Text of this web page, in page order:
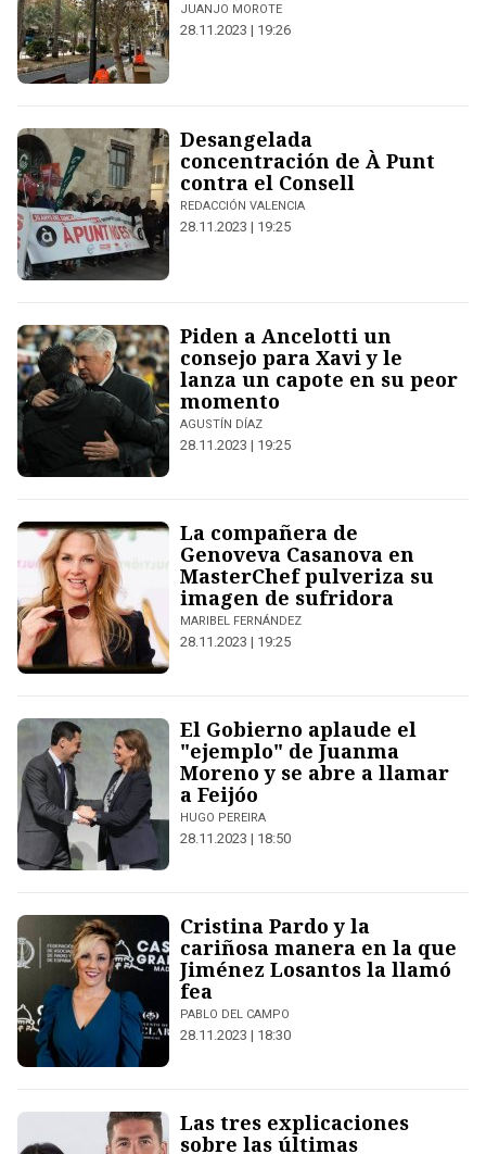
JUANJO MOROTE
28.11.2023 | 19:26
Desangelada
concentración de À Punt
contra el Consell
REDACCIÓN VALENCIA
28.11.2023 | 19:25
Piden a Ancelotti un
consejo para Xavi y le
lanza un capote en su peor
momento
AGUSTÍN DÍAZ
28.11.2023 | 19:25
La compañera de
Genoveva Casanova en
MasterChef pulveriza su
imagen de sufridora
MARIBEL FERNÁNDEZ
28.11.2023 | 19:25
El Gobierno aplaude el
"ejemplo" de Juanma
Moreno y se abre a llamar
a Feijóo
HUGO PEREIRA
28.11.2023 | 18:50
Cristina Pardo y la
cariñosa manera en la que
Jiménez Losantos la llamó
fea
PABLO DEL CAMPO
28.11.2023 | 18:30
Las tres explicaciones
sobre las últimas